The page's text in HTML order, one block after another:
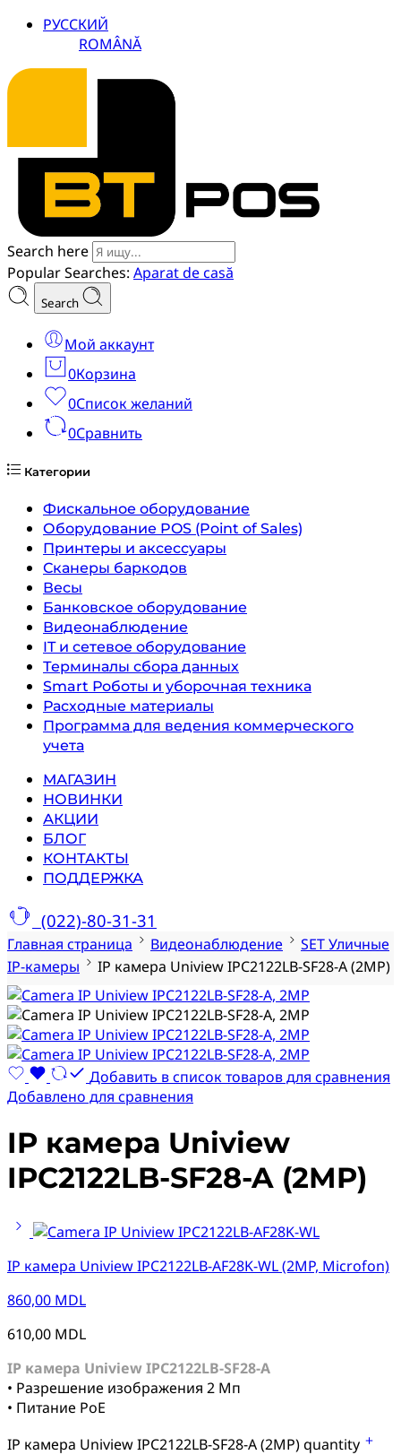
РУССКИЙ
ROMÂNĂ
Search here
Popular Searches: Aparat de casă
Search
Мой аккаунт
0Корзина
0Список желаний
0Сравнить
Категории
Фискальное оборудование
Оборудование POS (Point of Sales)
Принтеры и аксессуары
Сканеры баркодов
Весы
Банковское оборудование
Видеонаблюдение
IT и сетевое оборудование
Терминалы сбора данных
Smart Роботы и уборочная техника
Расходные материалы
Программа для ведения коммерческого
учета
МАГАЗИН
НОВИНКИ
АКЦИИ
БЛОГ
КОНТАКТЫ
ПОДДЕРЖКА
(022)-80-31-31
Главная страница Видеонаблюдение
SET Уличные
IP-камеры
IP камера Uniview IPC2122LB-SF28-A (2MP)
Добавить в список товаров для сравнения
Добавлено для сравнения
IP камера Uniview
IPC2122LB-SF28-A (2MP)
IP камера Uniview IPC2122LB-AF28K-WL (2MP, Microfon)
860,00 MDL
610,00 MDL
IP камера Uniview IPC2122LB-SF28-A
• Разрешение изображения 2 Мп
• Питание PoE
IP камера Uniview IPC2122LB-SF28-A (2MP) quantity